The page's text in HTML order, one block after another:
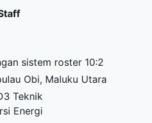
sistem roster 10:2
Obi, Maluku Utara
Teknik
Energi